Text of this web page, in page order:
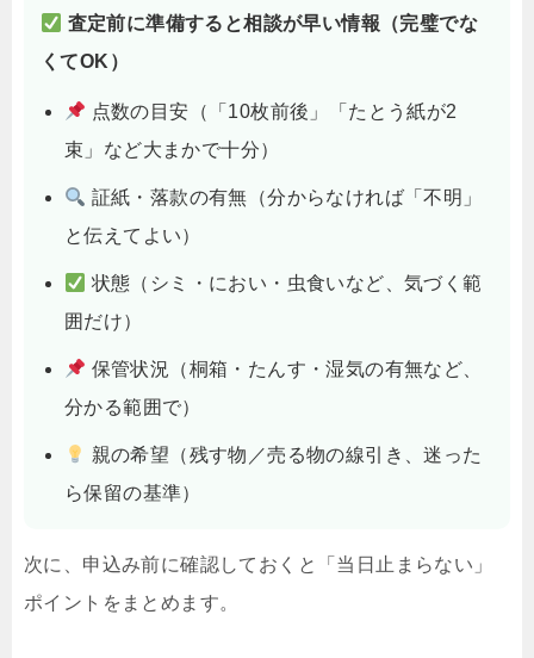
査定前に準備すると相談が早い情報（完璧でな
くてOK）
点数の目安（「10枚前後」「たとう紙が2
束」など大まかで十分）
証紙・落款の有無（分からなければ「不明」
と伝えてよい）
状態（シミ・におい・虫食いなど、気づく範
囲だけ）
保管状況（桐箱・たんす・湿気の有無など、
分かる範囲で）
親の希望（残す物／売る物の線引き、迷った
ら保留の基準）
次に、申込み前に確認しておくと「当日止まらない」
ポイントをまとめます。